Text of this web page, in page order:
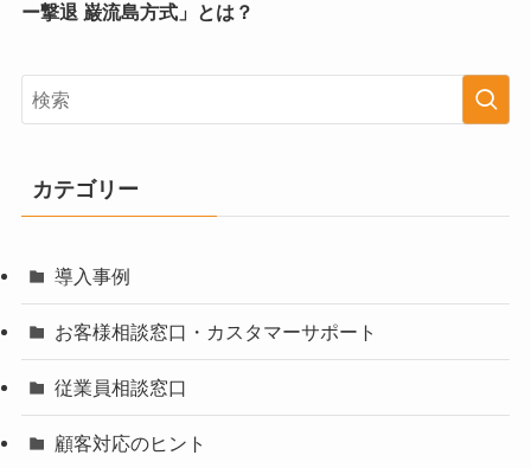
ー撃退 巌流島方式」とは？
カテゴリー
導入事例
お客様相談窓口・カスタマーサポート
従業員相談窓口
顧客対応のヒント